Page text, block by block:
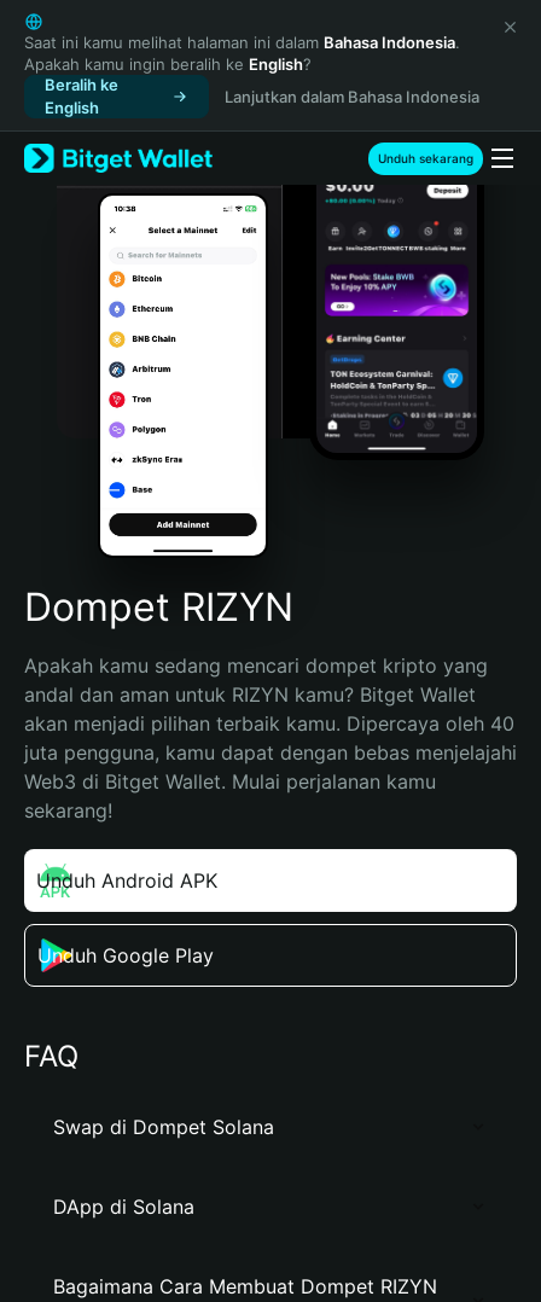
English
日本語
Tiếng Việt
Русский
Español (Latinoamérica)
Türkçe
Italiano
Português (Portugal)
Bahasa Indonesia
Português (Brasil)
Español (Argentina)
Saat ini kamu melihat halaman ini dalam Bahasa Indonesia.
Apakah kamu ingin beralih ke English?
Beralih ke
English
Lanjutkan dalam Bahasa Indonesia
Unduh sekarang
Dompet RIZYN
Apakah kamu sedang mencari dompet kripto yang
andal dan aman untuk RIZYN kamu? Bitget Wallet
akan menjadi pilihan terbaik kamu. Dipercaya oleh 40
juta pengguna, kamu dapat dengan bebas menjelajahi
Web3 di Bitget Wallet. Mulai perjalanan kamu
sekarang!
Unduh Android APK
Unduh Google Play
FAQ
Swap di Dompet Solana
DApp di Solana
Bagaimana Cara Membuat Dompet RIZYN